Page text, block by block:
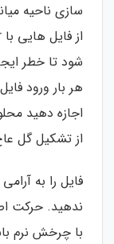
سازی ناحیه
هر بار ورود
اجازه دهید
از تشکیل گل
فایل را به
با چرخش نرم